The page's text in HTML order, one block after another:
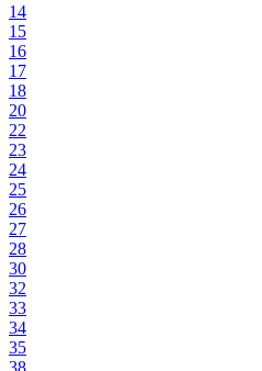
14
15
16
17
18
20
22
23
24
25
26
27
28
30
32
33
34
35
38